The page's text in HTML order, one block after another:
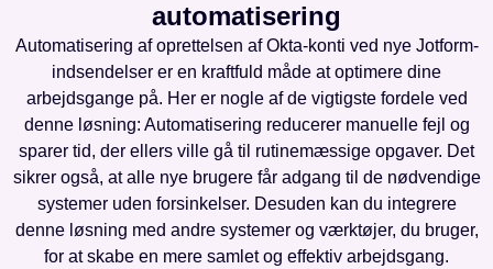
automatisering
Automatisering af oprettelsen af Okta-konti ved nye Jotform-
indsendelser er en kraftfuld måde at optimere dine
arbejdsgange på. Her er nogle af de vigtigste fordele ved
denne løsning: Automatisering reducerer manuelle fejl og
sparer tid, der ellers ville gå til rutinemæssige opgaver. Det
sikrer også, at alle nye brugere får adgang til de nødvendige
systemer uden forsinkelser. Desuden kan du integrere
denne løsning med andre systemer og værktøjer, du bruger,
for at skabe en mere samlet og effektiv arbejdsgang.